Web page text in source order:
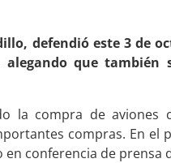
defendió este 3 de
que también
la compra de aviones
compras. En el
conferencia de prensa